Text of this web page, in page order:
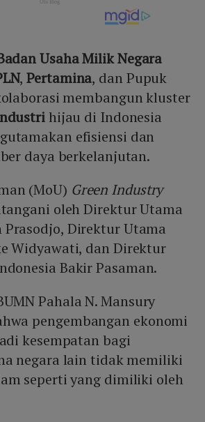
Usaha Milik Negara
,Pertamina, dan Pupuk
membangun kluster
hijau di Indonesia
efisiensi dan
daya berkelanjutan.
(MoU) Green Industry
oleh Direktur Utama
Prasodjo, Direktur Utama
Widyawati, dan Direktur
Bakir Pasaman.
Pahala N. Mansury
pengembangan ekonomi
kesempatan bagi
negara lain tidak memiliki
seperti yang dimiliki oleh